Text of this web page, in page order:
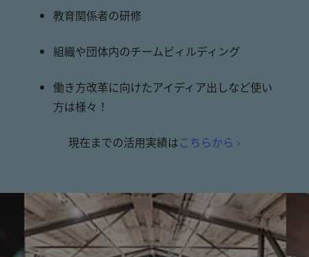
教育関係者の研修
組織や団体内のチームビィルディング
働き方改革に向けたアイディア出しなど使い
方は様々！
現在までの活用実績はこちらから ›